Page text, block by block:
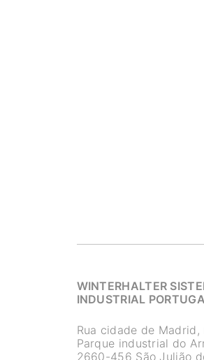
WINTERHALTER
INDUSTRIAL
Rua cidade de Madrid,
Parque industrial do
2660-456 São Julião